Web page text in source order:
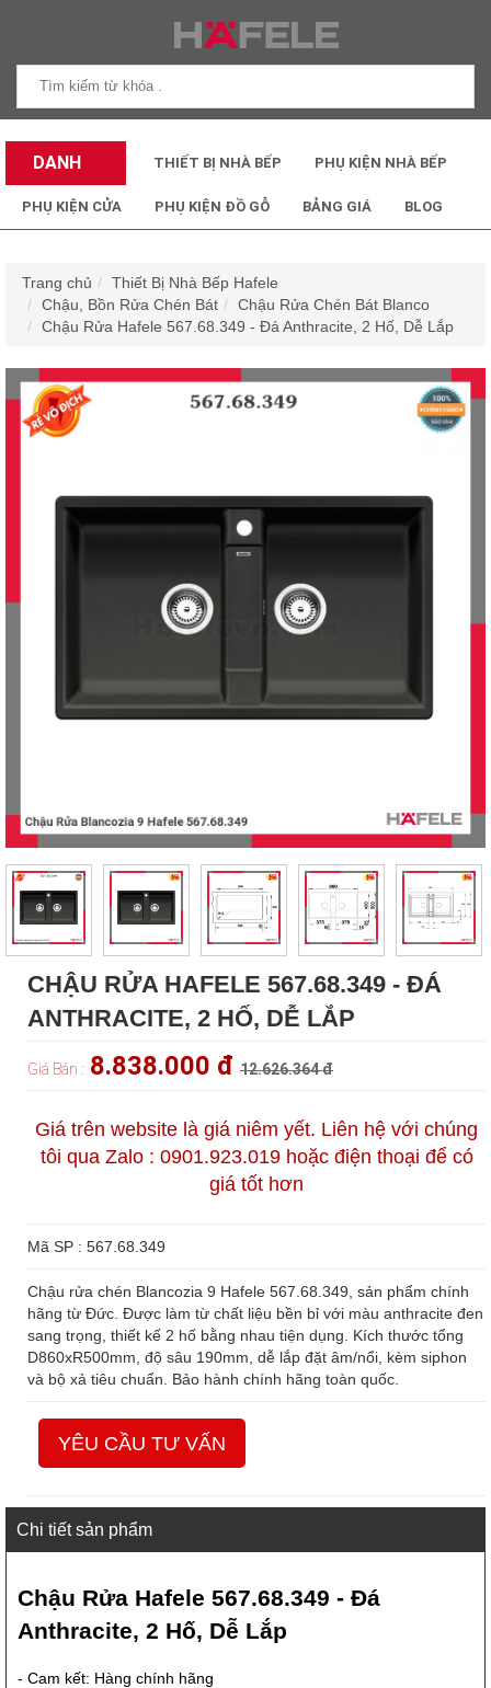
DANH
MỤC SẢN
THIẾT BỊ NHÀ BẾP PHỤ KIỆN NHÀ BẾP
PHỤ KIỆN CỬA PHỤ KIỆN ĐỒ GỖ BẢNG GIÁ BLOG
Trang chủ
Thiết Bị Nhà Bếp Hafele
Chậu, Bồn Rửa Chén Bát
Chậu Rửa Chén Bát Blanco
Chậu Rửa Hafele 567.68.349 - Đá Anthracite, 2 Hố, Dễ Lắp
CHẬU RỬA HAFELE 567.68.349 - ĐÁ
ANTHRACITE, 2 HỐ, DỄ LẮP
Giá Bán : 8.838.000 đ 12.626.364 đ
Giá trên website là giá niêm yết. Liên hệ với chúng
tôi qua Zalo : 0901.923.019 hoặc điện thoại để có
giá tốt hơn
Mã SP : 567.68.349
Chậu rửa chén Blancozia 9 Hafele 567.68.349, sản phẩm chính
hãng từ Đức. Được làm từ chất liệu bền bỉ với màu anthracite đen
sang trọng, thiết kế 2 hố bằng nhau tiện dụng. Kích thước tổng
D860xR500mm, độ sâu 190mm, dễ lắp đặt âm/nổi, kèm siphon
và bộ xả tiêu chuẩn. Bảo hành chính hãng toàn quốc.
YÊU CẦU TƯ VẤN
Chi tiết sản phẩm
Chậu Rửa Hafele 567.68.349 - Đá
Anthracite, 2 Hố, Dễ Lắp
- Cam kết: Hàng chính hãng